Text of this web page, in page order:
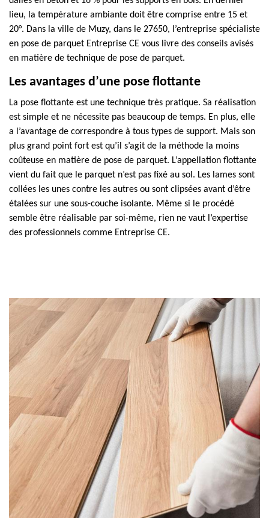
lieu, la température ambiante doit être comprise entre 15 et
20°. Dans la ville de Muzy, dans le 27650, l’entreprise spécialiste
en pose de parquet Entreprise CE vous livre des conseils avisés
en matière de technique de pose de parquet.
Les avantages d’une pose flottante
La pose flottante est une technique très pratique. Sa réalisation
est simple et ne nécessite pas beaucoup de temps. En plus, elle
a l’avantage de correspondre à tous types de support. Mais son
plus grand point fort est qu’il s’agit de la méthode la moins
coûteuse en matière de pose de parquet. L’appellation flottante
vient du fait que le parquet n’est pas fixé au sol. Les lames sont
collées les unes contre les autres ou sont clipsées avant d’être
étalées sur une sous-couche isolante. Même si le procédé
semble être réalisable par soi-même, rien ne vaut l’expertise
des professionnels comme Entreprise CE.